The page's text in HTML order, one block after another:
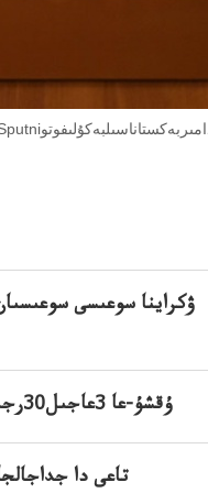
ۋكراينا سوعىسى
ۇقشۇ-عا 3عاجىل30رجىلي جەڭرەسەياستاعاجەڭىلەكەن سامباستاعانداوتكەنسامميت
تاعى دا